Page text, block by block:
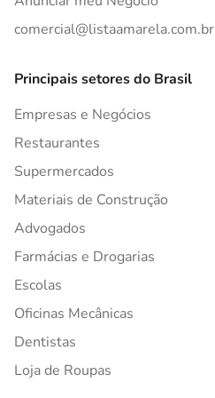
comercial@listaamarela.com.br
Principais setores do Brasil
Empresas e Negócios
Restaurantes
Supermercados
Materiais de Construção
Advogados
Farmácias e Drogarias
Escolas
Oficinas Mecânicas
Dentistas
Loja de Roupas